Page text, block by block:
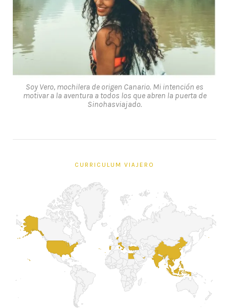
Soy Vero, mochilera de origen Canario. Mi intención es
motivar a la aventura a todos los que abren la puerta de
Sinohasviajado.
CURRICULUM VIAJERO